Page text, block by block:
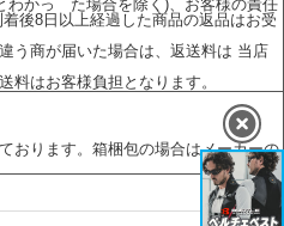
わかっ た場合を除く)、お客様の責任
後8日以上経過した商品の返品はお受
う商が届いた場合は、返送料は 当店
はお客様負担となります。
おります。箱梱包の場合はメーカーの